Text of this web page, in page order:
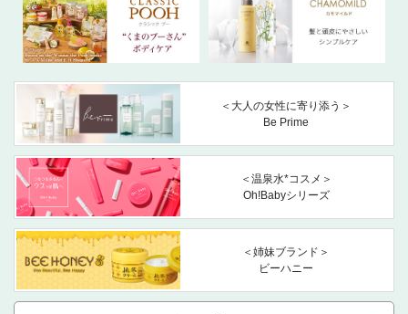
＜大人の女性に寄り添う＞
Be Prime
＜温泉水*コスメ＞
Oh!Babyシリーズ
＜姉妹ブランド＞
ビーハニー